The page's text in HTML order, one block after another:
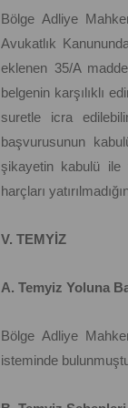
Bölge Adliye
Avukatlık
eklenen 35/A
belgenin karşılıklı
suretle icra
başvurusunun
şikayetin kabulü ile
harçları
V. TEMYİZ
A. Temyiz Yoluna
Bölge Adliye
isteminde